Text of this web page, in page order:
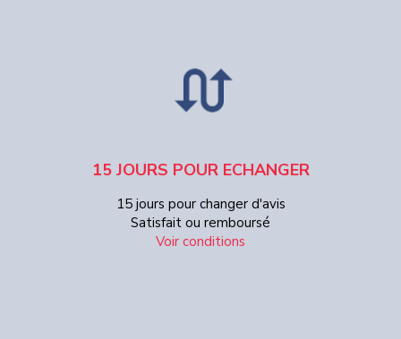
15 JOURS POUR ECHANGER
15 jours pour changer d'avis
Satisfait ou remboursé
Voir conditions